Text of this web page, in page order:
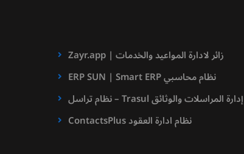
Zayr.app | زائر لادارة المواعيد والخدمات
ERP SUN | Smart ERP نظام محاسبي
نظام تراسل – Trasul إدارة المراسلات والوثائق
ContactsPlus نظام ادارة العقود